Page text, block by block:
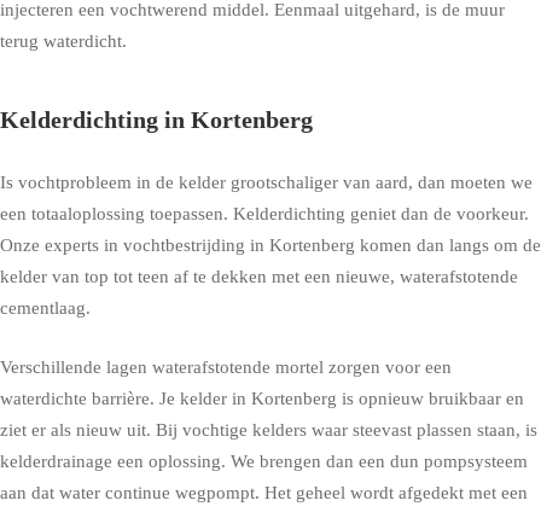
injecteren een vochtwerend middel. Eenmaal uitgehard, is de muur
terug waterdicht.
Kelderdichting in Kortenberg
Is vochtprobleem in de kelder grootschaliger van aard, dan moeten we
een totaaloplossing toepassen. Kelderdichting geniet dan de voorkeur.
Onze experts in vochtbestrijding in Kortenberg komen dan langs om de
kelder van top tot teen af te dekken met een nieuwe, waterafstotende
cementlaag.
Verschillende lagen waterafstotende mortel zorgen voor een
waterdichte barrière. Je kelder in Kortenberg is opnieuw bruikbaar en
ziet er als nieuw uit. Bij vochtige kelders waar steevast plassen staan, is
kelderdrainage een oplossing. We brengen dan een dun pompsysteem
aan dat water continue wegpompt. Het geheel wordt afgedekt met een